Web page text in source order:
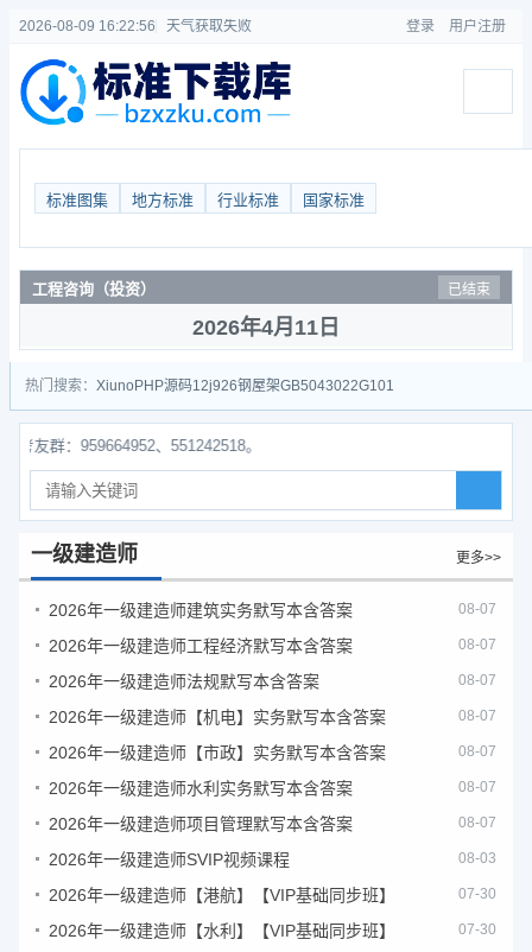
2026-08-09 16:22:56 天气获取失败 登录 用户注册
标准图集 地方标准 行业标准 国家标准
工程咨询（投资） 已结束
2026年4月11日
热门搜索： Xiuno PHP源码12j926钢屋架GB5043022G101
群：959664952、551242518。
一级建造师 更多>>
2026年一级建造师建筑实务默写本含答案 08-07
2026年一级建造师工程经济默写本含答案 08-07
2026年一级建造师法规默写本含答案 08-07
2026年一级建造师【机电】实务默写本含答案 08-07
2026年一级建造师【市政】实务默写本含答案 08-07
2026年一级建造师水利实务默写本含答案 08-07
2026年一级建造师项目管理默写本含答案 08-07
2026年一级建造师SVIP视频课程 08-03
2026年一级建造师【港航】【VIP基础同步班】 07-30
2026年一级建造师【水利】【VIP基础同步班】 07-30